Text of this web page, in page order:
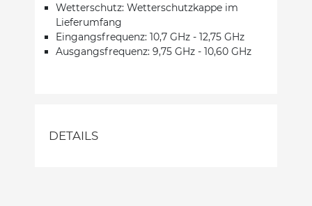
Wetterschutz: Wetterschutzkappe im
Lieferumfang
Eingangsfrequenz: 10,7 GHz - 12,75 GHz
Ausgangsfrequenz: 9,75 GHz - 10,60 GHz
DETAILS